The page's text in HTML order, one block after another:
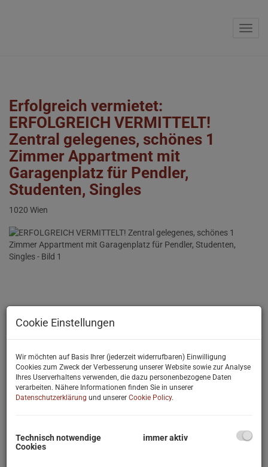
Erfolgreich vermietet:
ERFOLGREICH VERMITTELT!
Zentral gelegenes, schönes 1
Zimmer Appartment mit
Garagenplatz für Pendler,
Studenten, Singles
1020 Wien
Cookie Einstellungen
Wir möchten auf Basis Ihrer (jederzeit widerrufbaren) Einwilligung
Cookies zum Zweck der Verbesserung unserer Website sowie zur Analyse
Ihres Userverhaltens verwenden, die dazu personenbezogene Daten
verarbeiten. Nähere Informationen finden Sie in unserer
Datenschutzerklärung und unserer Cookie Policy.
Technisch notwendige
Cookies
immer aktiv